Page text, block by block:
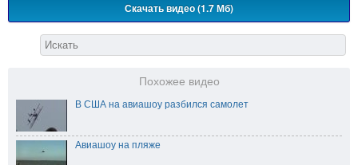
Скачать видео (1.7 Мб)
Похожее видео
В США на авиашоу разбился самолет
Авиашоу на пляже